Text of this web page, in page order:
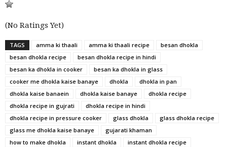
(No Ratings Yet)
TAGS amma ki thaali amma ki thaali recipe
besan dhokla
besan dhokla recipe
besan dhokla recipe in hindi
besan ka dhokla in cooker
besan ka dhokla in glass
cooker me dhokla kaise banaye
dhokla
dhokla in pan
dhokla kaise banaein
dhokla kaise banaye
dhokla recipe
dhokla recipe in gujrati
dhokla recipe in hindi
dhokla recipe in pressure cooker
glass dhokla
glass dhokla recipe
glass me dhokla kaise banaye
gujarati khaman
how to make dhokla
instant dhokla
instant dhokla recipe